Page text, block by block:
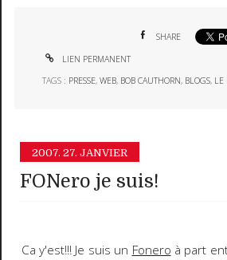
SHARE
LIEN PERMANENT
TAGS : PRESSE,WEB, BOB CAUTHORN, BLOGS, LE
2007. 27. JANVIER
FONero je suis!
Ca y'est!!! Je suis un Fonero à part